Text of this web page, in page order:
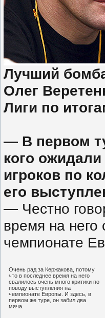
Лучший
Олег
Лиги по
— В первом
кого
игроков по
его
— Честно
время на него
чемпионате
Очень рад за Кержакова, потому
что в последнее время на него
свалилось очень много критики по
поводу выступления на
чемпионате Европы. И здесь, в
первом же туре, он забил два
мяча.